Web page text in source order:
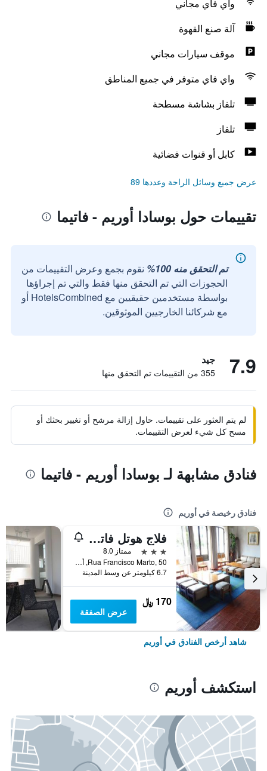
واي فاي مجاني
آلة صنع القهوة
موقف سيارات مجاني
واي فاي متوفر في جميع المناطق
تلفاز بشاشة مسطحة
تلفاز
كابل أو قنوات فضائية
عرض جميع وسائل الراحة وعددها 89
تقييمات حول بوسادا أوريم - فاتيما
تم التحقق منه 100%
نقوم بجمع وعرض التقييمات من
الحجوزات التي تم التحقق منها فقط والتي تم إجراؤها
بواسطة مستخدمين حقيقيين مع HotelsCombined أو
مع شركائنا الخارجيين الموثوقين.
7.9 جيد
355 من التقييمات تم التحقق منها
لم يتم العثور على تقييمات. حاول إزالة مرشح أو تغيير بحثك أو
مسح كل شيء لعرض التقييمات.
فنادق مشابهة لـ بوسادا أوريم - فاتيما
فنادق رخيصة في أوريم
فلاج هوتل فاتيما إيرماس دومينيكاناس
3 نجوم
ممتاز 8.0
Rua Francisco Marto, 50, أوريم, حافظة سانتاريم, البرتغال
6.7 كيلومتر عن وسط المدينة
170 ﷼
عرض الصفقة
شاهد أرخص الفنادق في أوريم
استكشف أوريم